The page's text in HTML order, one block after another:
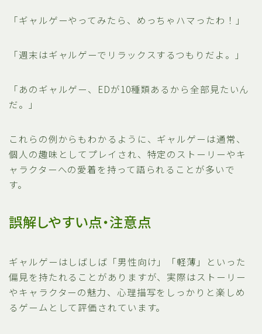
「ギャルゲーやってみたら、めっちゃハマったわ！」
「週末はギャルゲーでリラックスするつもりだよ。」
「あのギャルゲー、EDが10種類あるから全部見たいん
だ。」
これらの例からもわかるように、ギャルゲーは通常、
個人の趣味としてプレイされ、特定のストーリーやキ
ャラクターへの愛着を持って語られることが多いで
す。
誤解しやすい点・注意点
ギャルゲーはしばしば「男性向け」「軽薄」といった
偏見を持たれることがありますが、実際はストーリー
やキャラクターの魅力、心理描写をしっかりと楽しめ
るゲームとして評価されています。